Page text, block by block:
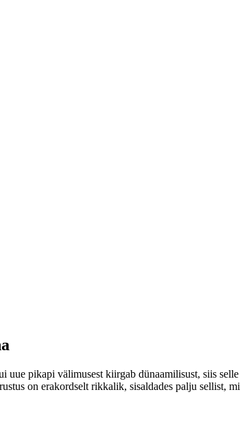
pikapi välimusest kiirgab dünaamilisust, siis
on erakordselt rikkalik, sisaldades palju sellist,